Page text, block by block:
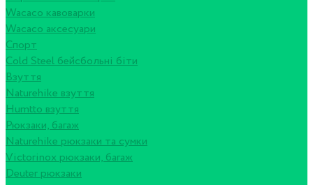
Wacaco кавоварки
Wacaco аксесуари
Спорт
Cold Steel бейсбольні біти
Взуття
Naturehike взуття
Humtto взуття
Рюкзаки, багаж
Naturehike рюкзаки та сумки
Victorinox рюкзаки, багаж
Deuter рюкзаки